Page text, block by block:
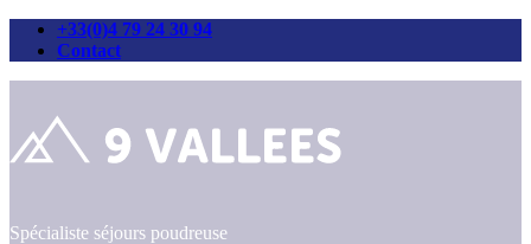
+33(0)4 79 24 30 94
Contact
contenu
Spécialiste séjours poudreuse